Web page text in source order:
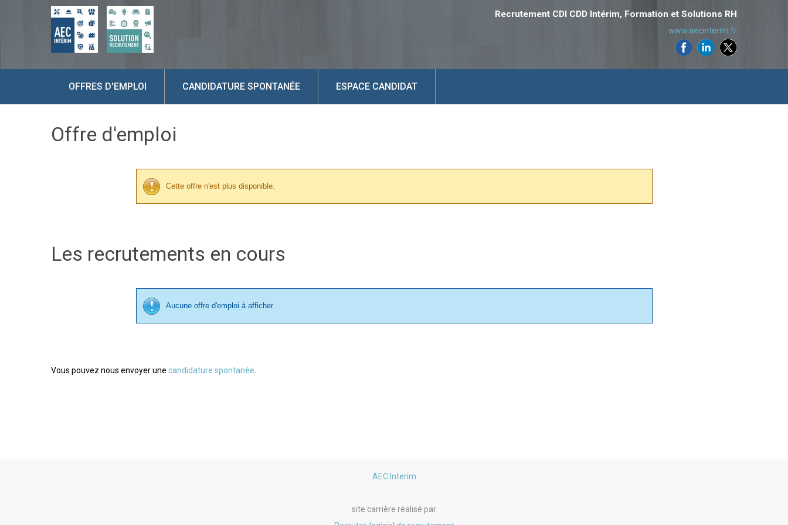
Recrutement CDI CDD Intérim, Formation et Solutions RH
www.aecinterim.fr
OFFRES D'EMPLOI CANDIDATURE SPONTANÉE ESPACE CANDIDAT
Offre d'emploi
Cette offre n'est plus disponible.
Les recrutements en cours
Aucune offre d'emploi à afficher
Vous pouvez nous envoyer une candidature spontanée
AEC Interim
site carrière réalisé par